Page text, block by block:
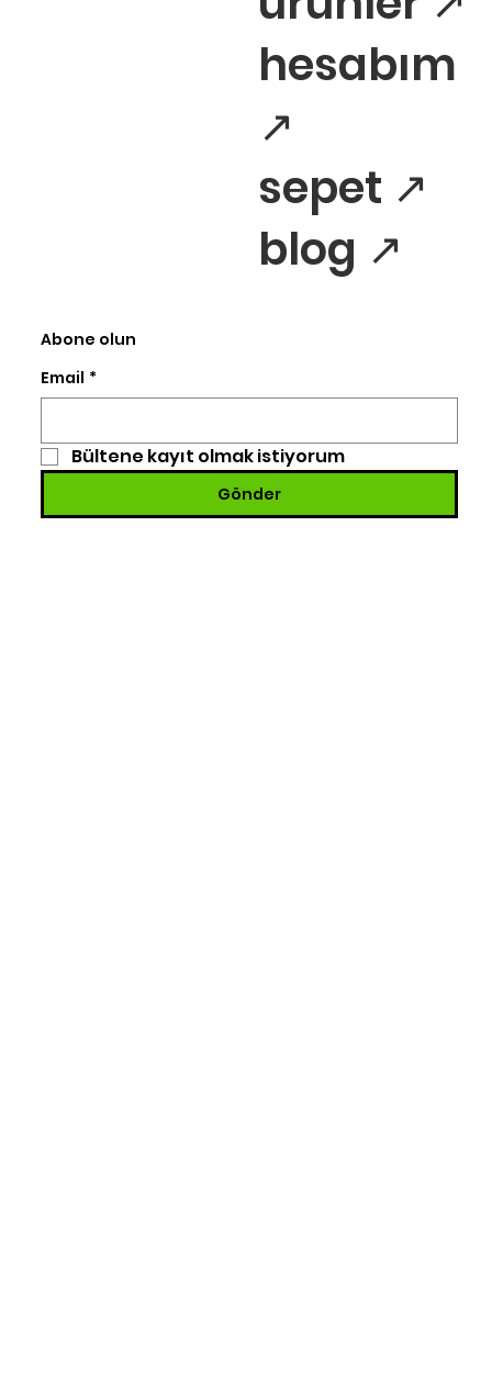
Abone olun
Email *
Bültene kayıt olmak istiyorum
Gönder
hesabım
↗
sepet ↗
blog ↗